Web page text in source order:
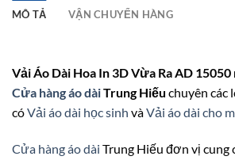
MÔ TẢ VẬN CHUYỂN HÀNG
Vải Áo Dài Hoa In 3D Vừa Ra AD
Cửa hàng áo dàiTrung Hiếu chuyên các
cóVải áo dài học sinh vàVải áo dài cho
Cửa hàng áo dài Trung Hiếu đơn vị cung